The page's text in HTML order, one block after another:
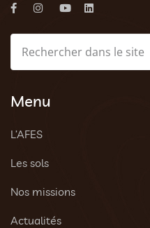
Menu
L’AFES
Les sols
Nos missions
Actualités